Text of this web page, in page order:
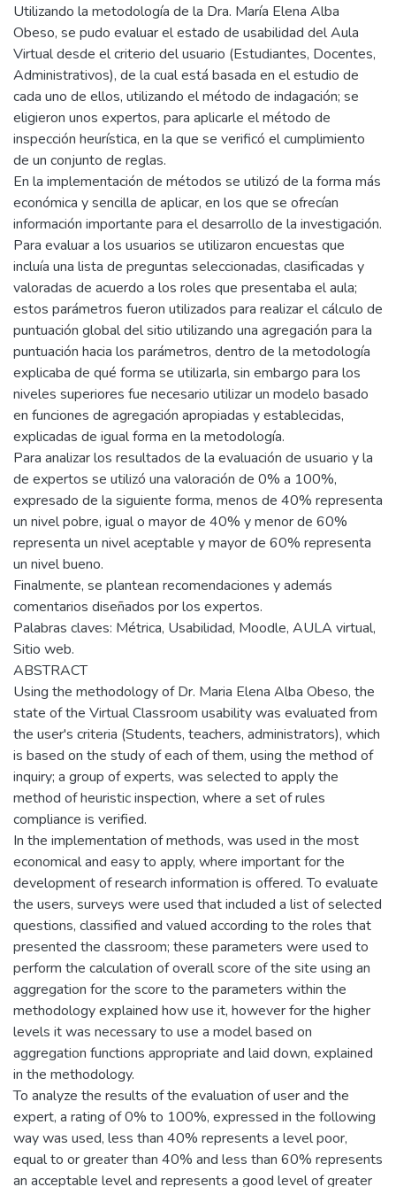
Utilizando la metodología de la Dra. María Elena Alba
Obeso, se pudo evaluar el estado de usabilidad del Aula
Virtual desde el criterio del usuario (Estudiantes, Docentes,
Administrativos), de la cual está basada en el estudio de
cada uno de ellos, utilizando el método de indagación; se
eligieron unos expertos, para aplicarle el método de
inspección heurística, en la que se verificó el cumplimiento
de un conjunto de reglas.
En la implementación de métodos se utilizó de la forma más
económica y sencilla de aplicar, en los que se ofrecían
información importante para el desarrollo de la investigación.
Para evaluar a los usuarios se utilizaron encuestas que
incluía una lista de preguntas seleccionadas, clasificadas y
valoradas de acuerdo a los roles que presentaba el aula;
estos parámetros fueron utilizados para realizar el cálculo de
puntuación global del sitio utilizando una agregación para la
puntuación hacia los parámetros, dentro de la metodología
explicaba de qué forma se utilizarla, sin embargo para los
niveles superiores fue necesario utilizar un modelo basado
en funciones de agregación apropiadas y establecidas,
explicadas de igual forma en la metodología.
Para analizar los resultados de la evaluación de usuario y la
de expertos se utilizó una valoración de 0% a 100%,
expresado de la siguiente forma, menos de 40% representa
un nivel pobre, igual o mayor de 40% y menor de 60%
representa un nivel aceptable y mayor de 60% representa
un nivel bueno.
Finalmente, se plantean recomendaciones y además
comentarios diseñados por los expertos.
Palabras claves: Métrica, Usabilidad, Moodle, AULA virtual,
Sitio web.
ABSTRACT
Using the methodology of Dr. Maria Elena Alba Obeso, the
state of the Virtual Classroom usability was evaluated from
the user's criteria (Students, teachers, administrators), which
is based on the study of each of them, using the method of
inquiry; a group of experts, was selected to apply the
method of heuristic inspection, where a set of rules
compliance is verified.
In the implementation of methods, was used in the most
economical and easy to apply, where important for the
development of research information is offered. To evaluate
the users, surveys were used that included a list of selected
questions, classified and valued according to the roles that
presented the classroom; these parameters were used to
perform the calculation of overall score of the site using an
aggregation for the score to the parameters within the
methodology explained how use it, however for the higher
levels it was necessary to use a model based on
aggregation functions appropriate and laid down, explained
in the methodology.
To analyze the results of the evaluation of user and the
expert, a rating of 0% to 100%, expressed in the following
way was used, less than 40% represents a level poor,
equal to or greater than 40% and less than 60% represents
an acceptable level and represents a good level of greater